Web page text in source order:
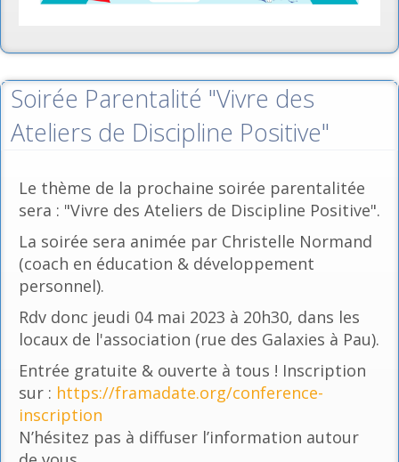
Soirée Parentalité "Vivre des
Ateliers de Discipline Positive"
Le thème de la prochaine soirée parentalitée
sera : "Vivre des Ateliers de Discipline Positive".
La soirée sera animée par Christelle Normand
(coach en éducation & développement
personnel).
Rdv donc jeudi 04 mai 2023 à 20h30, dans les
locaux de l'association (rue des Galaxies à Pau).
Entrée gratuite & ouverte à tous ! Inscription
sur : https://framadate.org/conference-
inscription
N’hésitez pas à diffuser l’information autour